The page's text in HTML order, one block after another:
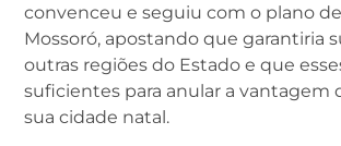
convenceu e seguiu com o plano
Mossoró, apostando que garantiria
outras regiões do Estado e que
suficientes para anular a vantagem
sua cidade natal.